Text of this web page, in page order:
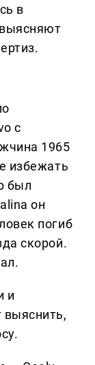
в
с
1965
избежать
был
он
погиб
скорой.
и
выяснить,